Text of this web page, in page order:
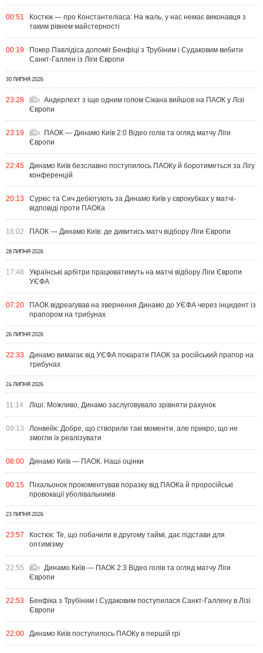
00:51
Костюк — про Константеліаса: На жаль, у нас немає виконавця з
таким рівнем майстерності
00:19
Покер Павлідіса допоміг Бенфіці з Трубіним і Судаковим вибити
Санкт-Галлен із Ліги Європи
30 ЛИПНЯ 2026
23:28
Андерлехт з іще одним голом Сікана вийшов на ПАОК у Лізі
Європи
23:19
ПАОК — Динамо Київ 2:0 Відео голів та огляд матчу Ліги
Європи
22:45
Динамо Київ безславно поступилось ПАОКу й боротиметься за Лігу
конференцій
20:13
Суркіс та Сич дебютують за Динамо Київ у єврокубках у матчі-
відповіді проти ПАОКа
18:02 ПАОК — Динамо Київ: де дивитись матч відбору Ліги Європи
28 ЛИПНЯ 2026
17:48
Українські арбітри працюватимуть на матчі відбору Ліги Європи
УЄФА
07:20
ПАОК відреагував на звернення Динамо до УЄФА через інцидент із
прапором на трибунах
26 ЛИПНЯ 2026
22:33
Динамо вимагає від УЄФА покарати ПАОК за російський прапор на
трибунах
24 ЛИПНЯ 2026
11:14 Ліші: Можливо, Динамо заслуговувало зрівняти рахунок
09:13
Лонвейк: Добре, що створили такі моменти, але прикро, що не
змогли їх реалізувати
08:00 Динамо Київ — ПАОК. Наші оцінки
00:15
Піхальонок прокоментував поразку від ПАОКа й проросійські
провокації уболівальників
23 ЛИПНЯ 2026
23:57
Костюк: Те, що побачили в другому таймі, дає підстави для
оптимізму
22:55
Динамо Київ — ПАОК 2:3 Відео голів та огляд матчу Ліги
Європи
22:53
Бенфіка з Трубіним і Судаковим поступилася Санкт-Галлену в Лізі
Європи
22:00 Динамо Київ поступилось ПАОКу в першій грі